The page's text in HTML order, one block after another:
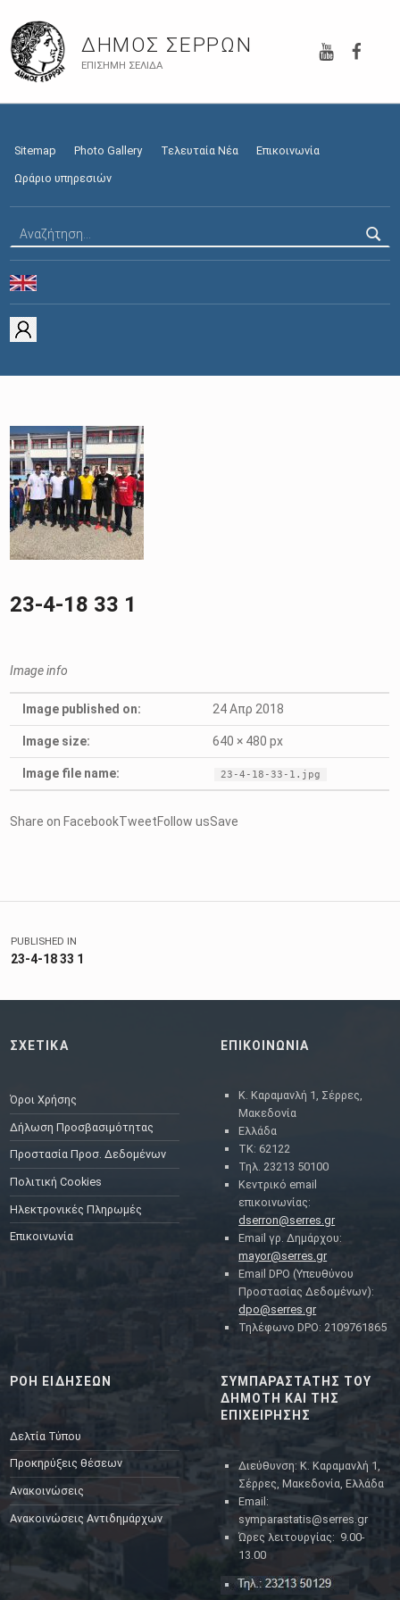
ΔΉΜΟΣ ΣΕΡΡΏΝ
ΕΠΊΣΗΜΗ ΣΕΛΊΔΑ
Sitemap Photo Gallery Τελευταία Νέα Επικοινωνία
Ωράριο υπηρεσιών
23-4-18 33 1
Image info
Image published on: 24 Απρ 2018
Image size: 640 × 480 px
Image file name: 23-4-18-33-1.jpg
Share on FacebookTweetFollow usSave
Πλοήγηση άρθρων
PUBLISHED IN
23-4-18 33 1
ΣΧΕΤΙΚΑ
Όροι Χρήσης
Δήλωση Προσβασιμότητας
Προστασία Προσ. Δεδομένων
Πολιτική Cookies
Ηλεκτρονικές Πληρωμές
Επικοινωνία
ΕΠΙΚΟΙΝΩΝΙΑ
Κ. Καραμανλή 1, Σέρρες,
Μακεδονία
Ελλάδα
ΤΚ: 62122
Τηλ. 23213 50100
Κεντρικό email
επικοινωνίας:
dserron@serres.gr
Email γρ. Δημάρχου:
mayor@serres.gr
Email DPO (Υπευθύνου
Προστασίας Δεδομένων):
dpo@serres.gr
Τηλέφωνο DPO: 2109761865
ΡΟΗ ΕΙΔΗΣΕΩΝ
Δελτία Τύπου
Προκηρύξεις θέσεων
Ανακοινώσεις
Ανακοινώσεις Αντιδημάρχων
ΣΥΜΠΑΡΑΣΤΑΤΗΣ ΤΟΥ
ΔΗΜΟΤΗ ΚΑΙ ΤΗΣ
ΕΠΙΧΕΙΡΗΣΗΣ
Διεύθυνση: Κ. Καραμανλή 1,
Σέρρες, Μακεδονία, Ελλάδα
Email:
symparastatis@serres.gr
Ώρες λειτουργίας: 9.00-
13.00